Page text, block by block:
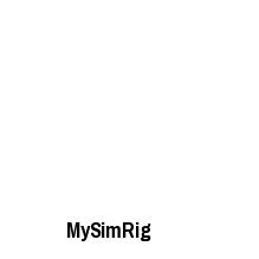
MySimRig